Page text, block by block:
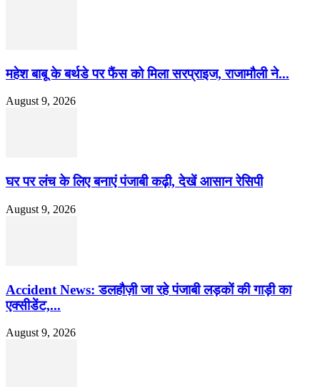
महेश बाबू के बर्थडे पर फैंस को मिला सरप्राइज, राजामौली ने...
August 9, 2026
घर पर लंच के लिए बनाएं पंजाबी कढ़ी, देखें आसान रेसिपी
August 9, 2026
Accident News: डलहौज़ी जा रहे पंजाबी लड़कों की गाड़ी का
एक्सीडेंट,...
August 9, 2026